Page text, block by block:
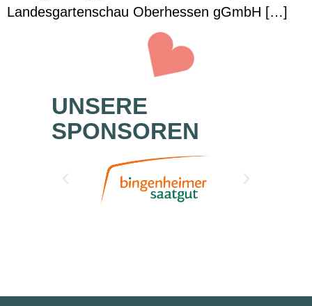
Landesgartenschau Oberhessen gGmbH […]
UNSERE
SPONSOREN